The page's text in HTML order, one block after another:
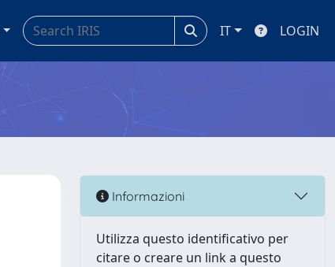
IT LOGIN
Informazioni
Utilizza questo identificativo per
citare o creare un link a questo